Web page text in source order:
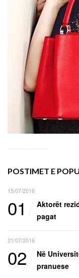
POSTIMET E
15/07/2016
01
Aktorët
pagat
21/07/2016
02
Në
pranuese